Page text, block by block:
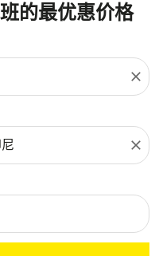
的最优惠价格
close
close